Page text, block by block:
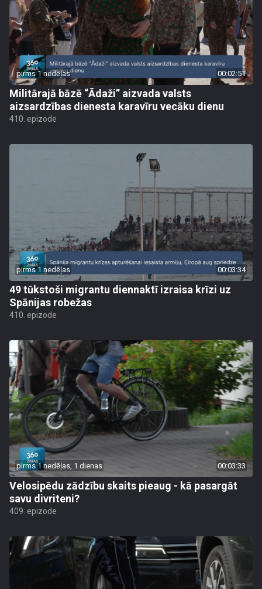
pirms 1 nedēļas 00:02:51
Militārajā bāzē “Ādaži” aizvada valsts
aizsardzības dienesta karavīru vecāku dienu
410. epizode
pirms 1 nedēļas 00:03:34
49 tūkstoši migrantu diennaktī izraisa krīzi uz
Spānijas robežas
410. epizode
pirms 1 nedēļas, 1 dienas 00:03:33
Velosipēdu zādzību skaits pieaug - kā pasargāt
savu divriteni?
409. epizode